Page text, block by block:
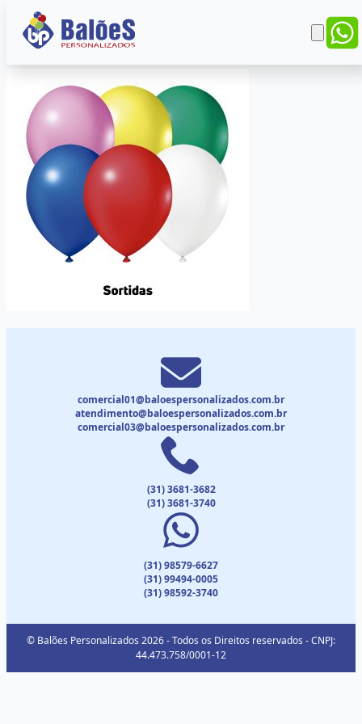
comercial01@baloespersonalizados.com.br
atendimento@baloespersonalizados.com.br
comercial03@baloespersonalizados.com.br
(31) 3681-3682
(31) 3681-3740
(31) 98579-6627
(31) 99494-0005
(31) 98592-3740
© Balões Personalizados 2026 - Todos os Direitos reservados - CNPJ:
44.473.758/0001-12